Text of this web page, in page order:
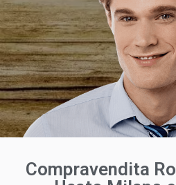
Compravendita